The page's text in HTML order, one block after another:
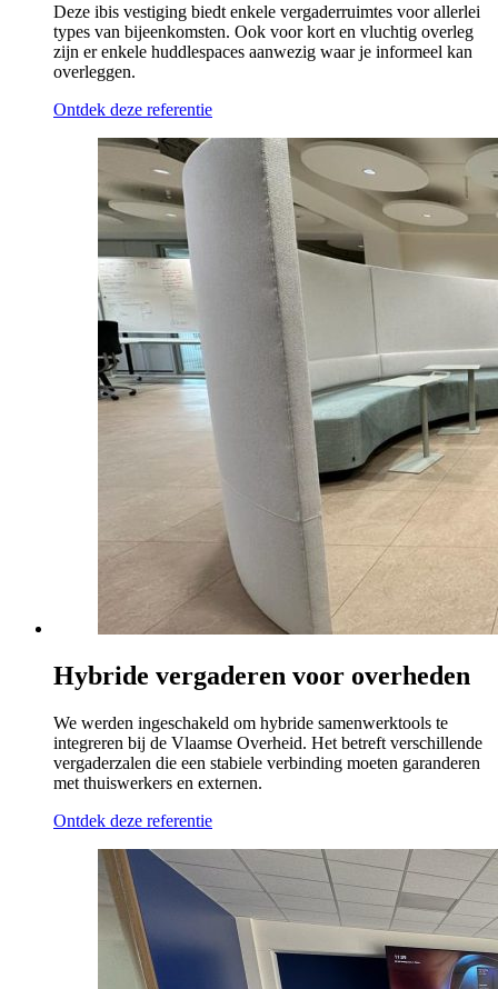
Deze ibis vestiging biedt enkele vergaderruimtes voor allerlei
types van bijeenkomsten. Ook voor kort en vluchtig overleg
zijn er enkele huddlespaces aanwezig waar je informeel kan
overleggen.
Ontdek deze referentie
Hybride vergaderen voor overheden
We werden ingeschakeld om hybride samenwerktools te
integreren bij de Vlaamse Overheid. Het betreft verschillende
vergaderzalen die een stabiele verbinding moeten garanderen
met thuiswerkers en externen.
Ontdek deze referentie